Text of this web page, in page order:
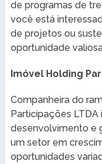
de programas de
você está
de projetos ou
oportunidade
Imóvel Holding
Companheira do
Participações
desenvolvimento e
um setor em
oportunidades